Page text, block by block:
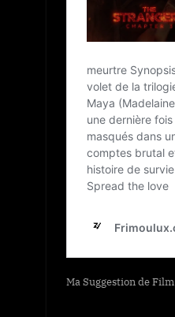
Ma Suggestion de Film